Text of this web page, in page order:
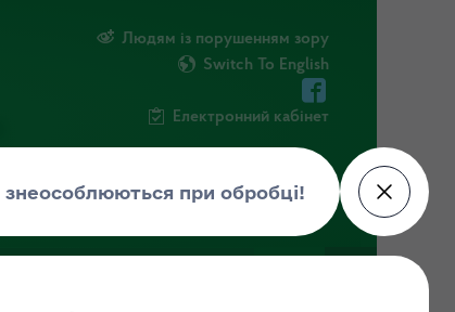
Людям із порушенням зору
Switch To English
Електронний кабінет